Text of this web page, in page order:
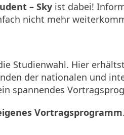
– Sky ist dabei!
nicht mehr
Studienwahl. Hier
der nationalen und
spannendes
Vortragsprogramm